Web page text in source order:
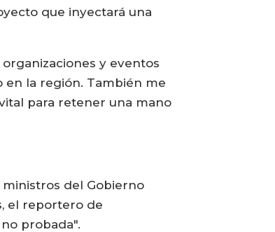
que inyectará una
y eventos
en la región. También me
para retener una mano
del Gobierno
el reportero de
probada".